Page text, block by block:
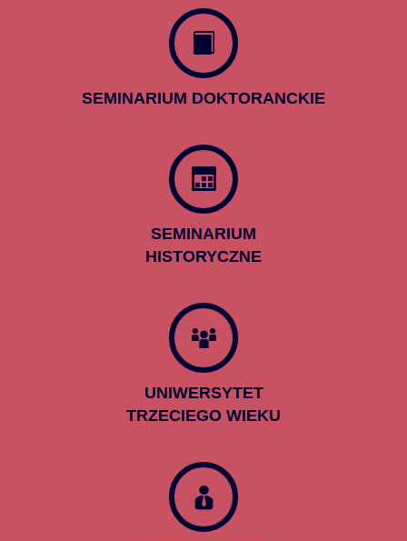
SEMINARIUM DOKTORANCKIE
SEMINARIUM
HISTORYCZNE
UNIWERSYTET
TRZECIEGO WIEKU